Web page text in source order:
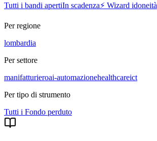
Tutti i bandi apertiIn scadenza⚡ Wizard idoneità
Per regione
lombardia
Per settore
manifatturieroai-automazionehealthcareict
Per tipo di strumento
Tutti i Fondo perduto